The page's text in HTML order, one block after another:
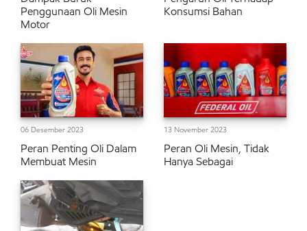
Penggunaan Oli Mesin
Motor
Konsumsi Bahan
06 Desember 2023
Peran Penting Oli Dalam
Membuat Mesin
13 November 2023
Peran Oli Mesin, Tidak
Hanya Sebagai